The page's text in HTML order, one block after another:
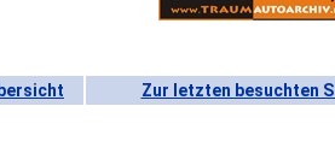
Zur letzten besuchten